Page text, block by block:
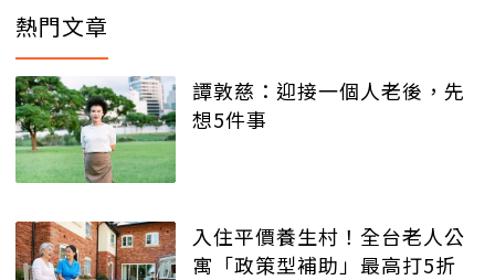
熱門文章
譚敦慈：迎接一個人老後，先
想5件事
入住平價養生村！全台老人公
寓「政策型補助」最高打5折